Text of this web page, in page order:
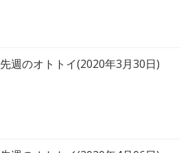
先週のオトトイ(2020年3月30日)